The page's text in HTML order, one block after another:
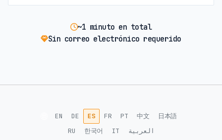
~1 minuto en total
Sin correo electrónico requerido
EN DE ES FR PT 中文
日本語
RU
한국어 IT العربية